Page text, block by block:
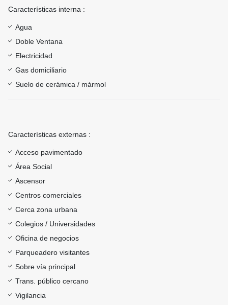
Características interna :
Agua
Doble Ventana
Electricidad
Gas domiciliario
Suelo de cerámica / mármol
Características externas :
Acceso pavimentado
Área Social
Ascensor
Centros comerciales
Cerca zona urbana
Colegios / Universidades
Oficina de negocios
Parqueadero visitantes
Sobre vía principal
Trans. público cercano
Vigilancia